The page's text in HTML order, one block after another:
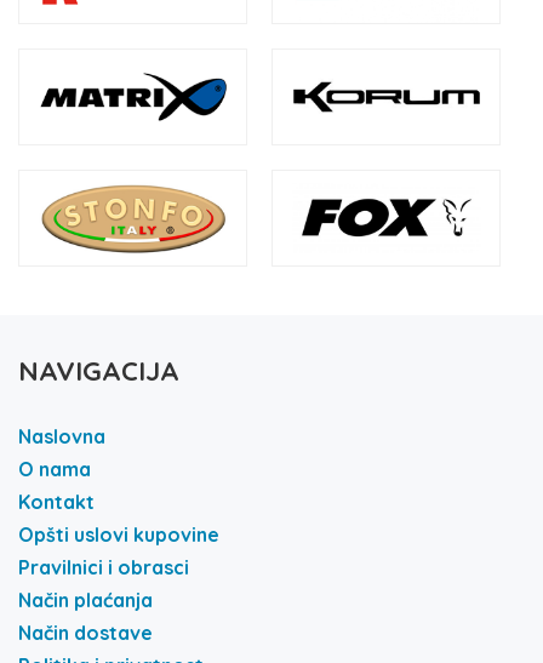
NAVIGACIJA
Naslovna
O nama
Kontakt
Opšti uslovi kupovine
Pravilnici i obrasci
Način plaćanja
Način dostave